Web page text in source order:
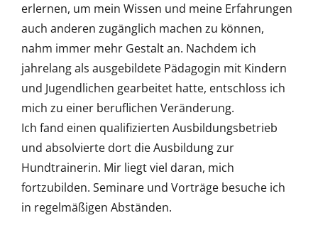
erlernen, um mein Wissen und meine Erfahrungen
auch anderen zugänglich machen zu können,
nahm immer mehr Gestalt an. Nachdem ich
jahrelang als ausgebildete Pädagogin mit Kindern
und Jugendlichen gearbeitet hatte, entschloss ich
mich zu einer beruflichen Veränderung.
Ich fand einen qualifizierten Ausbildungsbetrieb
und absolvierte dort die Ausbildung zur
Hundtrainerin. Mir liegt viel daran, mich
fortzubilden. Seminare und Vorträge besuche ich
in regelmäßigen Abständen.